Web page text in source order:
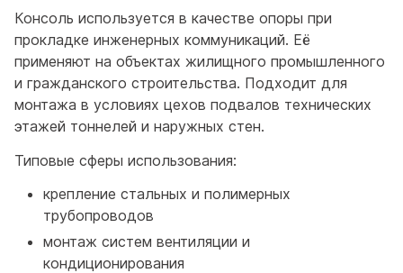
Консоль используется в качестве опоры при
прокладке инженерных коммуникаций. Её
применяют на объектах жилищного промышленного
и гражданского строительства. Подходит для
монтажа в условиях цехов подвалов технических
этажей тоннелей и наружных стен.
Типовые сферы использования:
крепление стальных и полимерных
трубопроводов
монтаж систем вентиляции и
кондиционирования